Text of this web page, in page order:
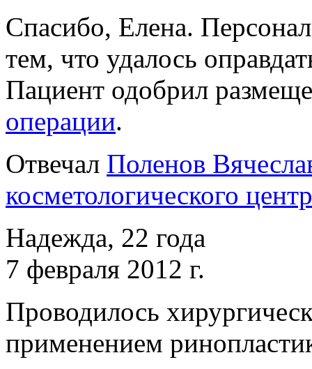
Спасибо, Елена.
тем, что удалось
Пациент одобрил
операции.
Отвечал Поленов
косметологического
Надежда, 22 года
7 февраля 2012 г.
Проводилось
применением